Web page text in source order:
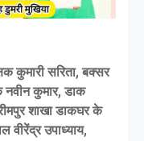
कुमारी सरिता, बक्सर
कुमार, डाक
शाखा डाकघर के
वीरेंद्र उपाध्याय,